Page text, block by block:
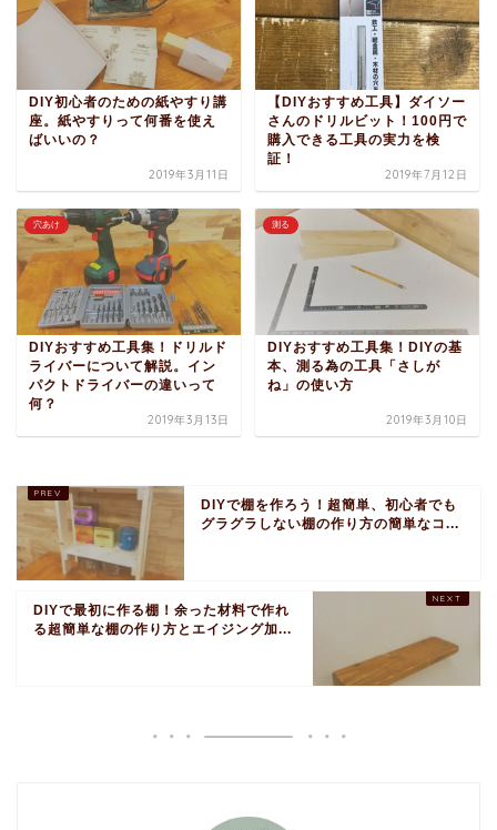
DIY初心者のための紙やすり講
座。紙やすりって何番を使え
ばいいの？
2019年3月11日
【DIYおすすめ工具】ダイソー
さんのドリルビット！100円で
購入できる工具の実力を検
証！
2019年7月12日
穴あけ
DIYおすすめ工具集！ドリルド
ライバーについて解説。イン
パクトドライバーの違いって
何？
2019年3月13日
測る
DIYおすすめ工具集！DIYの基
本、測る為の工具「さしが
ね」の使い方
2019年3月10日
DIYで棚を作ろう！超簡単、初心者でも
グラグラしない棚の作り方の簡単なコ...
DIYで最初に作る棚！余った材料で作れ
る超簡単な棚の作り方とエイジング加...